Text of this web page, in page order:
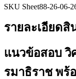
SKU Sheet88-26-06-
รายละเอียดสิ
แนวข้อสอบ วิ
รมาธิราชพร้